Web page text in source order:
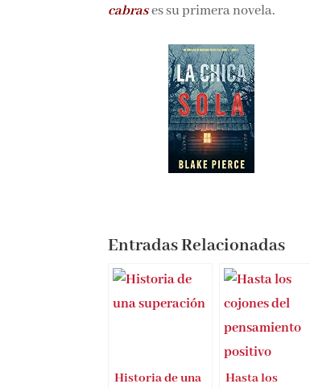
cabrases su primera novela.
Entradas Relacionadas
Historia de una
Hasta los